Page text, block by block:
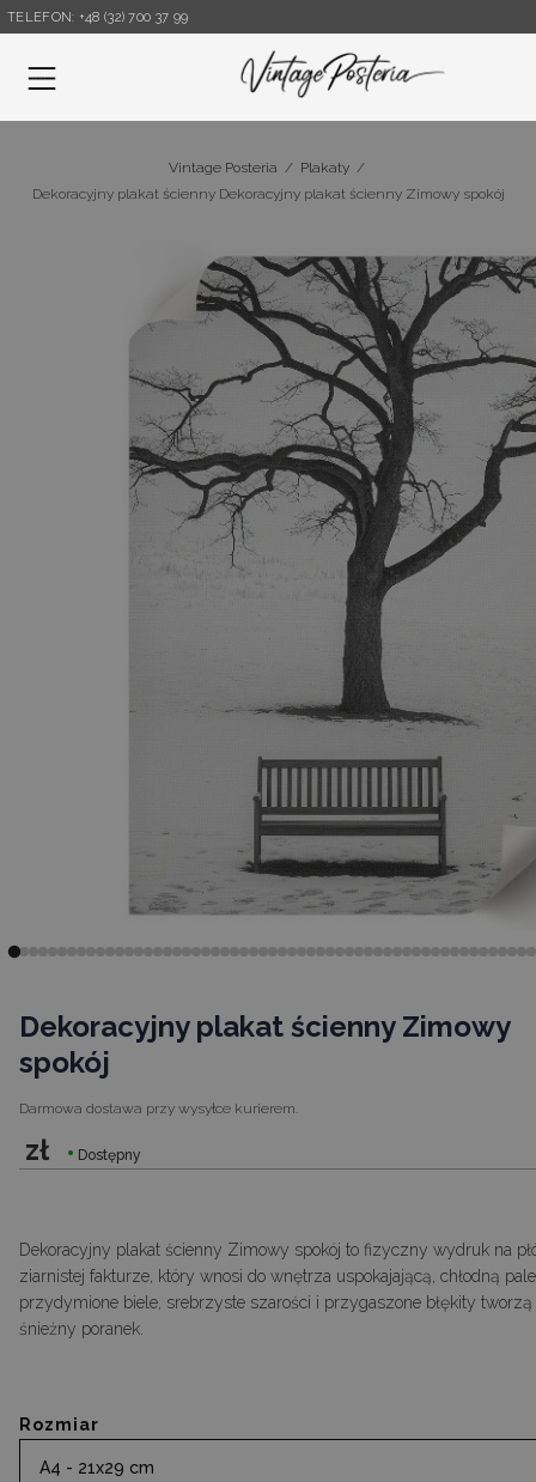
TELEFON: +48 (32) 700 37 99
Menu
Vintage Posteria / Plakaty /
Dekoracyjny plakat ścienny Dekoracyjny plakat ścienny Zimowy spokój
Dekoracyjny plakat ścienny Zimowy
spokój
Darmowa dostawa przy wysyłce kurierem.
zł Dostępny
Dekoracyjny plakat ścienny Zimowy spokój to fizyczny wydruk na
ziarnistej fakturze, który wnosi do wnętrza uspokajającą, chłodną
przydymione biele, srebrzyste szarości i przygaszone błękity
śnieżny poranek.
Rozmiar
A4 - 21x29 cm